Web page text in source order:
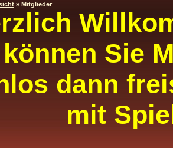
» Mitglieder
Sie
dann
mit